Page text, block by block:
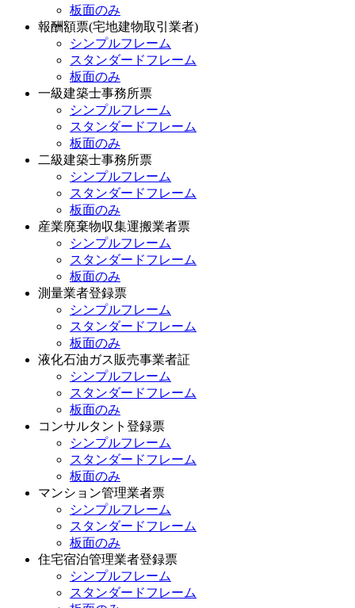
板面のみ
報酬額票(宅地建物取引業者)
シンプルフレーム
スタンダードフレーム
板面のみ
一級建築士事務所票
シンプルフレーム
スタンダードフレーム
板面のみ
二級建築士事務所票
シンプルフレーム
スタンダードフレーム
板面のみ
産業廃棄物収集運搬業者票
シンプルフレーム
スタンダードフレーム
板面のみ
測量業者登録票
シンプルフレーム
スタンダードフレーム
板面のみ
液化石油ガス販売事業者証
シンプルフレーム
スタンダードフレーム
板面のみ
コンサルタント登録票
シンプルフレーム
スタンダードフレーム
板面のみ
マンション管理業者票
シンプルフレーム
スタンダードフレーム
板面のみ
住宅宿泊管理業者登録票
シンプルフレーム
スタンダードフレーム